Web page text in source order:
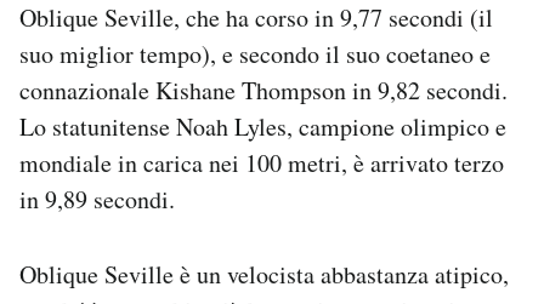
AREA PERSONALE
Area Personale
Newsletter
Notifiche mobile
Regala il Post
Oblique Seville, che ha corso in 9,77 secondi (il
suo miglior tempo), e secondo il suo coetaneo e
connazionale Kishane Thompson in 9,82 secondi.
Lo statunitense Noah Lyles, campione olimpico e
mondiale in carica nei 100 metri, è arrivato terzo
in 9,89 secondi.
Oblique Seville è un velocista abbastanza atipico,